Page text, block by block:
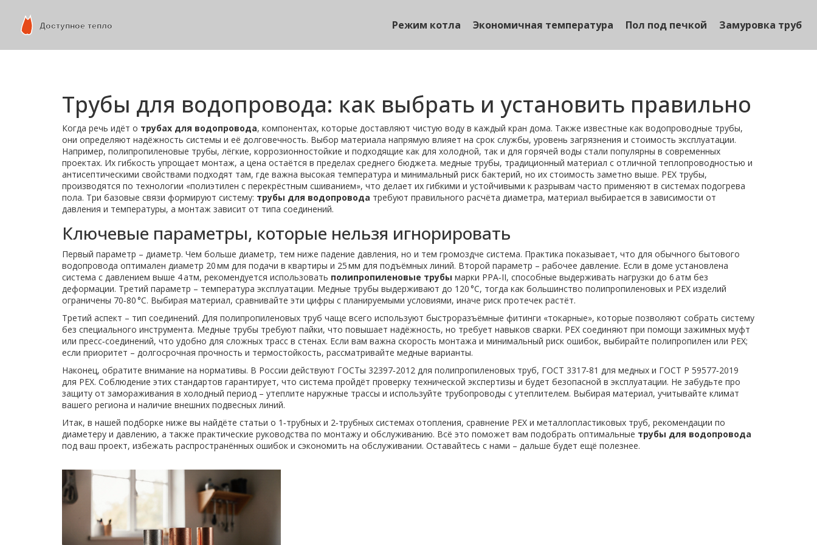
Режим котла Экономичная температура Пол под печкой Замуровка труб
Трубы для водопровода: как выбрать и установить правильно
Когда речь идёт о трубах для водопровода, компонентах, которые доставляют чистую воду в каждый кран дома. Также известные как водопроводные трубы,
они определяют надёжность системы и её долговечность. Выбор материала напрямую влияет на срок службы, уровень загрязнения и стоимость эксплуатации.
Например, полипропиленовые трубы, лёгкие, коррозионностойкие и подходящие как для холодной, так и для горячей воды стали популярны в современных
проектах. Их гибкость упрощает монтаж, а цена остаётся в пределах среднего бюджета. медные трубы, традиционный материал с отличной теплопроводностью и
антисептическими свойствами подходят там, где важна высокая температура и минимальный риск бактерий, но их стоимость заметно выше. PEX трубы,
производятся по технологии «полиэтилен с перекрёстным сшиванием», что делает их гибкими и устойчивыми к разрывам часто применяют в системах подогрева
пола. Три базовые связи формируют систему: трубы для водопровода требуют правильного расчёта диаметра, материал выбирается в зависимости от
давления и температуры, а монтаж зависит от типа соединений.
Ключевые параметры, которые нельзя игнорировать
Первый параметр – диаметр. Чем больше диаметр, тем ниже падение давления, но и тем громоздче система. Практика показывает, что для обычного бытового
водопровода оптимален диаметр 20 мм для подачи в квартиры и 25 мм для подъёмных линий. Второй параметр – рабочее давление. Если в доме установлена
система с давлением выше 4 атм, рекомендуется использовать полипропиленовые трубы марки PPA‑II, способные выдерживать нагрузки до 6 атм без
деформации. Третий параметр – температура эксплуатации. Медные трубы выдерживают до 120 °C, тогда как большинство полипропиленовых и PEX изделий
ограничены 70‑80 °C. Выбирая материал, сравнивайте эти цифры с планируемыми условиями, иначе риск протечек растёт.
Третий аспект – тип соединений. Для полипропиленовых труб чаще всего используют быстроразъёмные фитинги «токарные», которые позволяют собрать систему
без специального инструмента. Медные трубы требуют пайки, что повышает надёжность, но требует навыков сварки. PEX соединяют при помощи зажимных муфт
или пресс‑соединений, что удобно для сложных трасс в стенах. Если вам важна скорость монтажа и минимальный риск ошибок, выбирайте полипропилен или PEX;
если приоритет – долгосрочная прочность и термостойкость, рассматривайте медные варианты.
Наконец, обратите внимание на нормативы. В России действуют ГОСТы 32397‑2012 для полипропиленовых труб, ГОСТ 3317‑81 для медных и ГОСТ Р 59577‑2019
для PEX. Соблюдение этих стандартов гарантирует, что система пройдёт проверку технической экспертизы и будет безопасной в эксплуатации. Не забудьте про
защиту от замораживания в холодный период – утеплите наружные трассы и используйте трубопроводы с утеплителем. Выбирая материал, учитывайте климат
вашего региона и наличие внешних подвесных линий.
Итак, в нашей подборке ниже вы найдёте статьи о 1‑трубных и 2‑трубных системах отопления, сравнение PEX и металлопластиковых труб, рекомендации по
диаметеру и давлению, а также практические руководства по монтажу и обслуживанию. Всё это поможет вам подобрать оптимальные трубы для водопровода
под ваш проект, избежать распространённых ошибок и сэкономить на обслуживании. Оставайтесь с нами – дальше будет ещё полезнее.